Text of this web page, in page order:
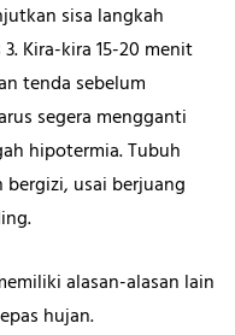
sisa langkah
Kira-kira 15-20 menit
tenda sebelum
segera mengganti
hipotermia. Tubuh
usai berjuang
alasan-alasan lain
hujan.